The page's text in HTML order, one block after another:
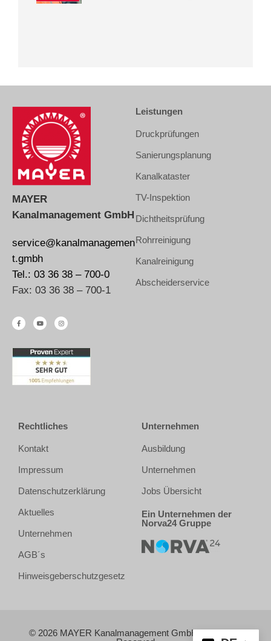
MAYER
Kanalmanagement GmbH
service@kanalmanagemen
t.gmbh
Tel.: 03 36 38 – 700-0
Fax: 03 36 38 – 700-1
Leistungen
Druckprüfungen
Sanierungsplanung
Kanalkataster
TV-Inspektion
Dichtheitsprüfung
Rohrreinigung
Kanalreinigung
Abscheiderservice
Rechtliches
Kontakt
Impressum
Datenschutzerklärung
Aktuelles
Unternehmen
AGB´s
Hinweisgeberschutzgesetz
Unternehmen
Ausbildung
Unternehmen
Jobs Übersicht
Ein Unternehmen der
Norva24 Gruppe
© 2026 MAYER Kanalmanagement GmbH | All Rights